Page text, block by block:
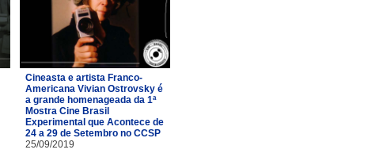
Cineasta e artista Franco-
Americana Vivian Ostrovsky é
a grande homenageada da 1ª
Mostra Cine Brasil
Experimental que Acontece de
24 a 29 de Setembro no CCSP
25/09/2019